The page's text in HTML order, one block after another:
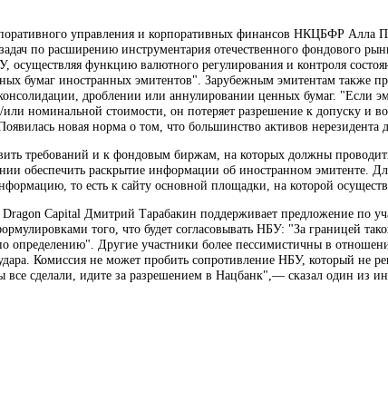
управления и корпоративных финансов НКЦБФР Алла
по расширению инструментария отечественного фондового
осуществляя функцию валютного регулирования и контроля
бумаг иностранных эмитентов". Зарубежным эмитентам также
дроблении или аннулировании ценных бумаг. "Если
номинальной стоимости, он потеряет разрешение к допуску
новая норма о том, что большинство активов нерезидента
требований и к фондовым биржам, на которых должны
обеспечить раскрытие информации об иностранном эмитенте.
то есть к сайту основной площадки, на которой
Capital Дмитрий Тарабакин поддерживает предложение по
того, что будет согласовывать НБУ: "За границей
определению". Другие участники более пессимистичны в
Комиссия не может пробить сопротивление НБУ, который не
все сделали, идите за разрешением в Нацбанк",— сказал один из